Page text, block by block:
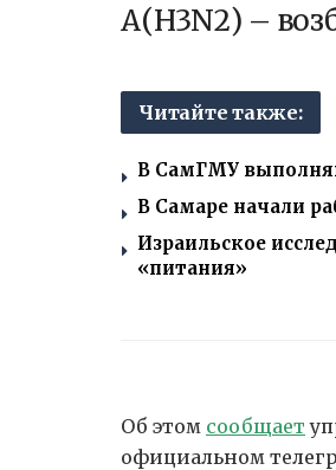
А(H3N2) –
Читайте также:
В СамГМУ
В Самаре начали
Израильское
«питания»
Об этом сообщает
официальном